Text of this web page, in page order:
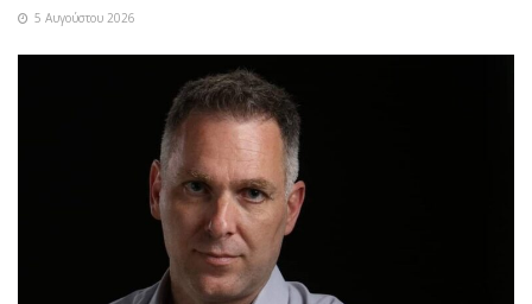
5 Αυγούστου 2026